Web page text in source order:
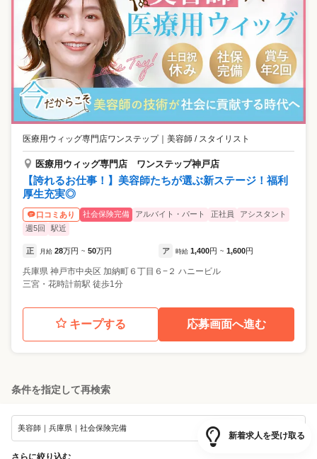
医療用ウィッグ専門店ワンステップ｜ 美容師 / スタイリスト
医療用ウィッグ専門店 ワンステップ神戸店
【誇れるお仕事！】美容師たちが選ぶ新ステージ！福利
厚生充実◎
口コミあり 社会保険完備 アルバイト・パート 正社員
アシスタント
週5回
駅近
正 月給 28万円 ~ 50万円 ア 時給 1,400円 ~ 1,600円
兵庫県 神戸市中央区 加納町６丁目６−２ ハニービル
三宮・花時計前駅 徒歩1分
キープする 応募画面へ進む
条件を指定して再検索
美容師｜兵庫県｜社会保険完備
さらに絞り込む
新着求人を受け取る